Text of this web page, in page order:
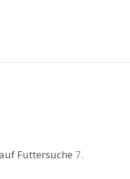
Futtersuche 7.